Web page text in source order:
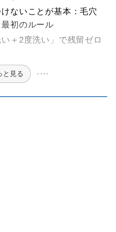
ないことが基本：毛穴
初のルール
＋2度洗い」で残留ゼロ
と見る